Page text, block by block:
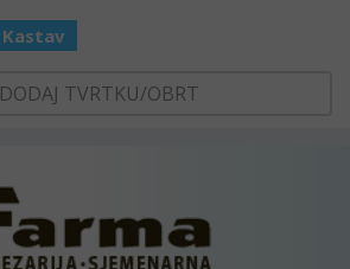
Kastav
DODAJ TVRTKU/OBRT